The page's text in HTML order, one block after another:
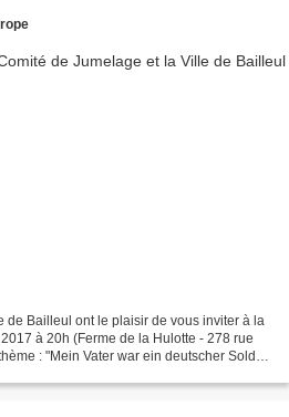
de Bailleul ont le plaisir de vous inviter à la
à 20h (Ferme de la Hulotte - 278 rue
: "Mein Vater war ein deutscher Soldat"